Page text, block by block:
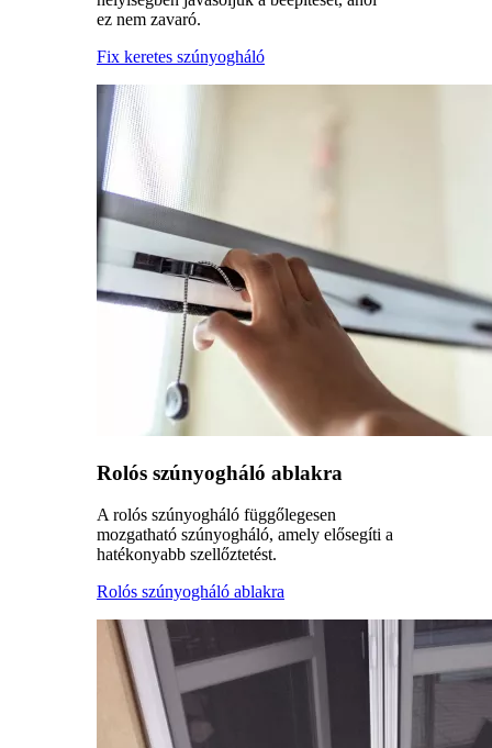
ez nem zavaró.
Fix keretes szúnyogháló
Rolós szúnyogháló ablakra
A rolós szúnyogháló függőlegesen
mozgatható szúnyogháló, amely elősegíti a
hatékonyabb szellőztetést.
Rolós szúnyogháló ablakra